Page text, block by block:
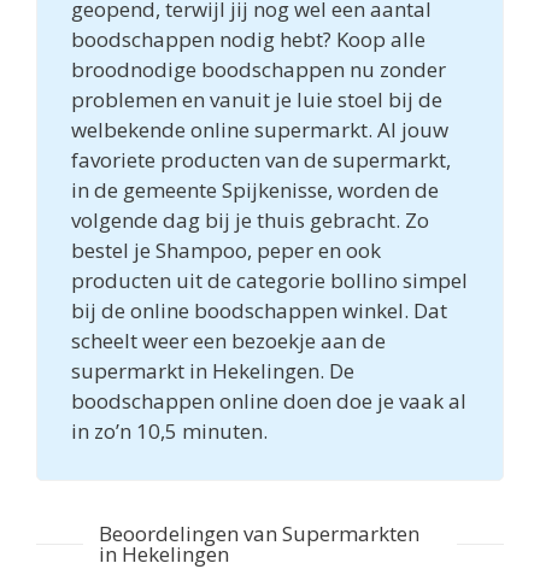
geopend, terwijl jij nog wel een aantal
boodschappen nodig hebt? Koop alle
broodnodige boodschappen nu zonder
problemen en vanuit je luie stoel bij de
welbekende online supermarkt. Al jouw
favoriete producten van de supermarkt,
in de gemeente Spijkenisse, worden de
volgende dag bij je thuis gebracht. Zo
bestel je Shampoo, peper en ook
producten uit de categorie bollino simpel
bij de online boodschappen winkel. Dat
scheelt weer een bezoekje aan de
supermarkt in Hekelingen. De
boodschappen online doen doe je vaak al
in zo’n 10,5 minuten.
Beoordelingen van Supermarkten
in Hekelingen